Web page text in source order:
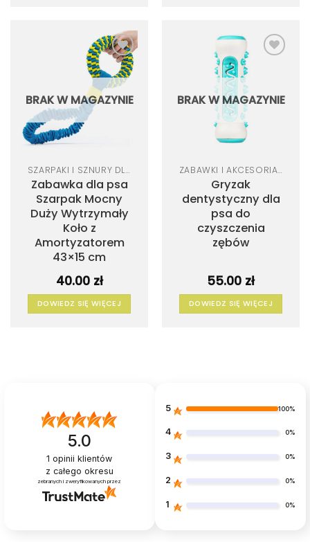
wiele
wariantów.
Opcje
można
wybrać
na
stronie
produktu
Dodaj
do
listy
życzeń
BRAK W MAGAZYNIE
SZARPAKI I SZNURY DLA PSA
Zabawka dla psa
Szarpak Mocny
Duży Wytrzymały
Koło z
Amortyzatorem
43×15 cm
40.00 zł
DOWIEDZ SIĘ WIĘCEJ
życzeń
BRAK W MAGAZYNIE
ZABAWKI I AKCESORIA DLA PSA
Gryzak
dentystyczny dla
psa do
czyszczenia
zębów
55.00 zł
DOWIEDZ SIĘ WIĘCEJ
5.0
1 opinii klientów
z całego okresu
zebranych i zweryfikowanych przez
5 100%
4 0%
3 0%
2 0%
1 0%